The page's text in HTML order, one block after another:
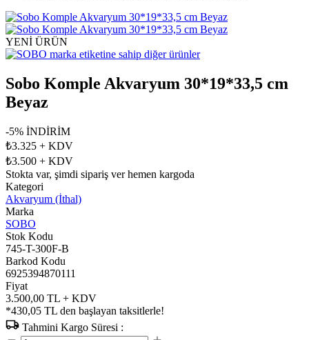
YENİ ÜRÜN
Sobo Komple Akvaryum 30*19*33,5 cm
Beyaz
-5% İNDİRİM
₺3.325 + KDV
₺3.500 + KDV
Stokta var, şimdi sipariş ver hemen kargoda
Kategori
Akvaryum (İthal)
Marka
SOBO
Stok Kodu
745-T-300F-B
Barkod Kodu
6925394870111
Fiyat
3.500,00 TL + KDV
*430,05 TL den başlayan taksitlerle!
Tahmini Kargo Süresi :